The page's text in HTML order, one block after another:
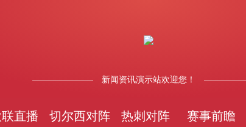
新闻资讯演示站欢迎您！
直播 切尔西对阵 热刺对阵 赛事前瞻